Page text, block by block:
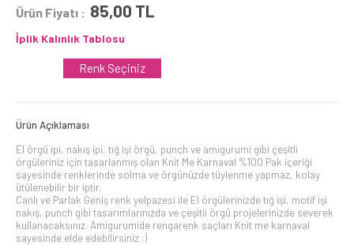
Ürün Fiyatı : 85,00 TL
İplik Kalınlık Tablosu
Renk Seçiniz
Ürün Açıklaması
El örgü ipi, nakış ipi, tığ işi örgü, punch ve amigurumi gibi çeşitli
örgüleriniz için tasarlanmış olan Knit Me Karnaval %100 Pak içeriği
sayesinde renklerinde solma ve örgünüzde tüylenme yapmaz, kolay
ütülenebilir bir iptir.
Canlı ve Parlak Geniş renk yelpazesi ile El örgülerinizde tığ işi, motif işi
nakış, punch gibi tasarımlarınızda ve çeşitli örgü projelerinizde severek
kullanacaksınız. Amigurumide rengarenk saçları Knit me karnaval
sayesinde elde edebilirsiniz :)